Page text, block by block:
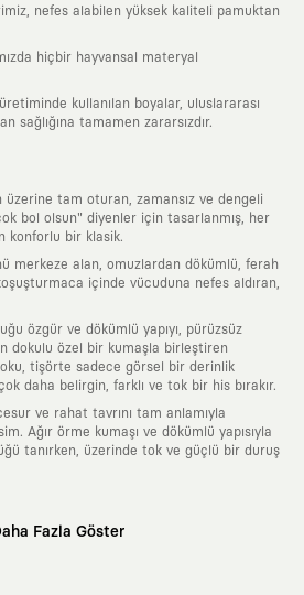
nefes alabilen yüksek kaliteli pamuktan
hiçbir hayvansal materyal
kullanılan boyalar, uluslararası
sağlığına tamamen zararsızdır.
üzerine tam oturan, zamansız ve dengeli
bol olsun" diyenler için tasarlanmış, her
konforlu bir klasik.
merkeze alan, omuzlardan dökümlü, ferah
içinde vücuduna nefes aldıran,
özgür ve dökümlü yapıyı, pürüzsüz
dokulu özel bir kumaşla birleştiren
tişörte sadece görsel bir derinlik
daha belirgin, farklı ve tok bir his bırakır.
ve rahat tavrını tam anlamıyla
Ağır örme kumaşı ve dökümlü yapısıyla
tanırken, üzerinde tok ve güçlü bir duruş
Fazla Göster